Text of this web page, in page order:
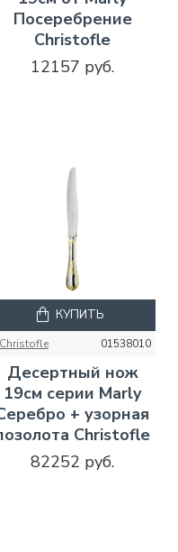
Посеребрение
Christofle
12157 руб.
Christofle 01538010
Десертный нож
19см серии Marly
+ узорная
Christofle
82252 руб.
КУПИТЬ